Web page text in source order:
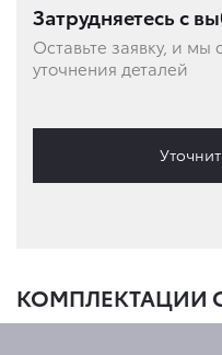
Затрудняетесь с
Оставьте заявку, и мы
уточнения деталей
КОМПЛЕКТАЦИИ